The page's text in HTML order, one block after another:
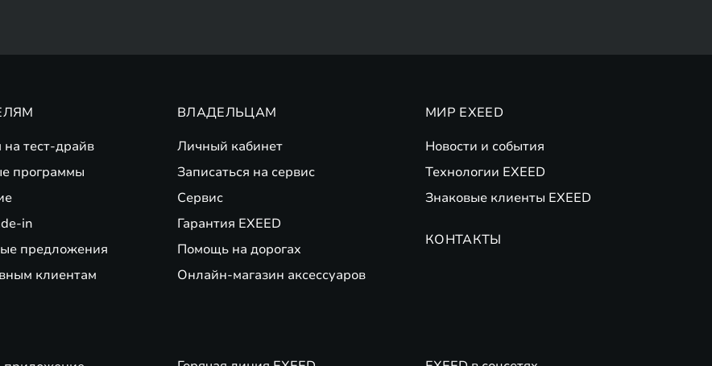
на тест-драйв
программы
in
предложения
клиентам
ВЛАДЕЛЬЦАМ
Личный кабинет
Записаться на сервис
Сервис
Гарантия EXEED
Помощь на дорогах
Онлайн-магазин аксессуаров
МИР EXEED
Новости и события
Технологии EXEED
Знаковые клиенты EXEED
КОНТАКТЫ